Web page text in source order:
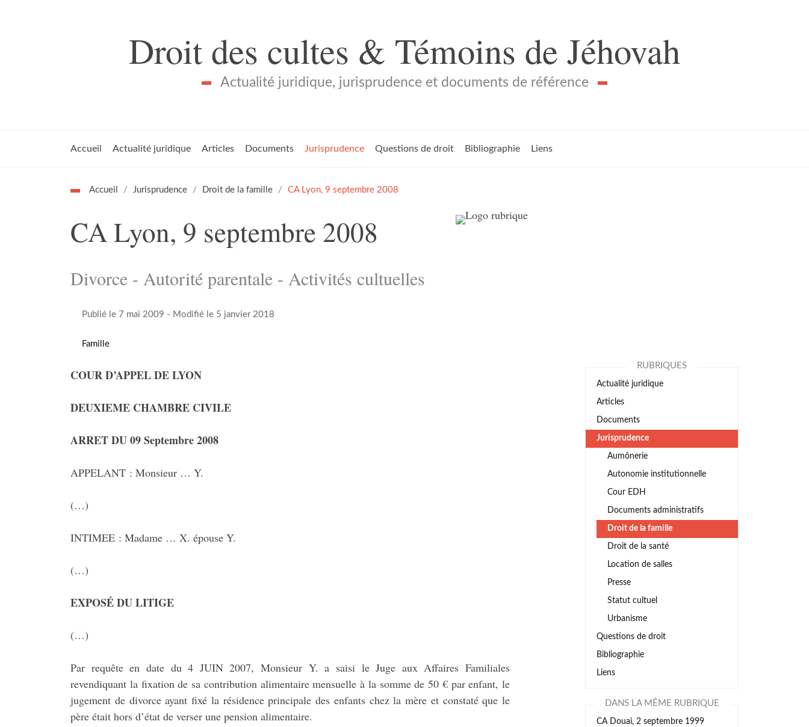
Droit des cultes & Témoins de Jéhovah
Actualité juridique, jurisprudence et documents de référence
Accueil Actualité juridique Articles Documents Jurisprudence Questions de droit Bibliographie Liens
Accueil Jurisprudence Droit de la famille CA Lyon, 9 septembre 2008
CA Lyon, 9 septembre 2008
Divorce - Autorité parentale - Activités cultuelles
Publié le 7 mai 2009 - Modifié le 5 janvier 2018
Famille
COUR D’APPEL DE LYON
DEUXIEME CHAMBRE CIVILE
ARRET DU 09 Septembre 2008
APPELANT : Monsieur … Y.
(…)
INTIMEE : Madame … X. épouse Y.
(…)
EXPOSÉ DU LITIGE
(…)
Par requête en date du 4 JUIN 2007, Monsieur Y. a saisi le Juge aux Affaires Familiales
revendiquant la fixation de sa contribution alimentaire mensuelle à la somme de 50 € par enfant, le
jugement de divorce ayant fixé la résidence principale des enfants chez la mère et constaté que le
père était hors d’état de verser une pension alimentaire.
RUBRIQUES
Actualité juridique
Articles
Documents
Jurisprudence
Aumônerie
Autonomie institutionnelle
Cour EDH
Documents administratifs
Droit de la famille
Droit de la santé
Location de salles
Presse
Statut cultuel
Urbanisme
Questions de droit
Bibliographie
Liens
DANS LA MÊME RUBRIQUE
CA Douai, 2 septembre 1999